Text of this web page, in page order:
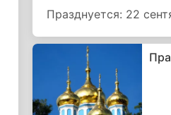
Празднуется: 22